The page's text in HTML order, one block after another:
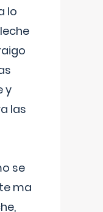
lo
y
las
se
ma